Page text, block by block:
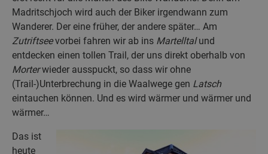
Madritschjoch wird auch der Biker irgendwann zum
Wanderer. Der eine früher, der andere später… Am
Zutriftseevorbei fahren wir ab ins Martelltalund
entdecken einen tollen Trail, der uns direkt oberhalb von
Morterwieder ausspuckt, so dass wir ohne
(Trail-)Unterbrechung in die Waalwege gen Latsch
eintauchen können. Und es wird wärmer und wärmer und
wärmer…
Das ist
heute